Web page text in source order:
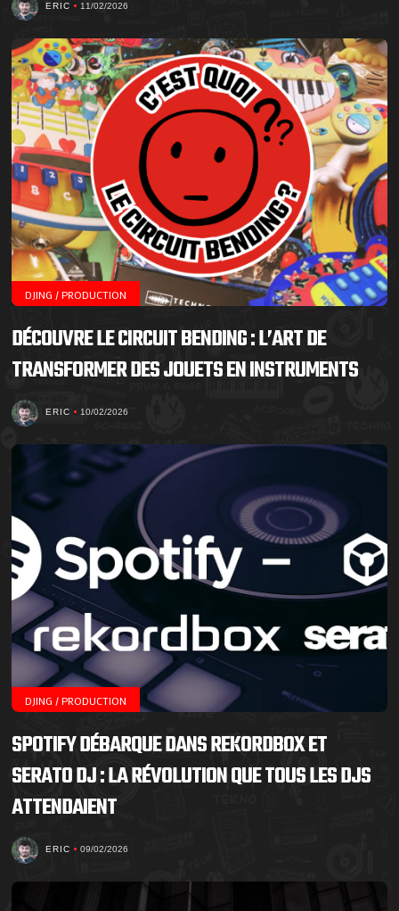
ERIC 11/02/2026
DJING / PRODUCTION
DÉCOUVRE LE CIRCUIT BENDING : L’ART DE
TRANSFORMER DES JOUETS EN INSTRUMENTS
ERIC 10/02/2026
DJING / PRODUCTION
SPOTIFY DÉBARQUE DANS REKORDBOX ET
SERATO DJ : LA RÉVOLUTION QUE TOUS LES DJS
ATTENDAIENT
ERIC 09/02/2026